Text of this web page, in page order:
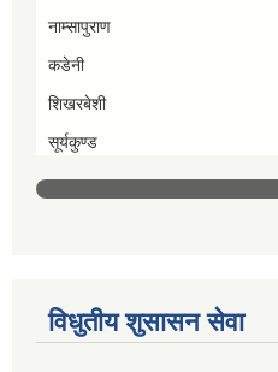
नाम्सापुराण
कडेनी
शिखरबेशी
सूर्यकुण्ड
विधुतीय शुसासन सेवा